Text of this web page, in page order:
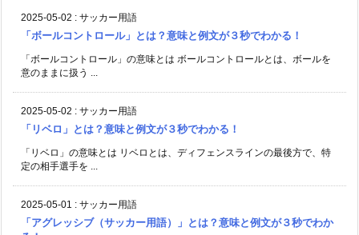
2025-05-02 : サッカー用語
「ボールコントロール」とは？意味と例文が３秒でわかる！
「ボールコントロール」の意味とは ボールコントロールとは、ボールを
意のままに扱う ...
2025-05-02 : サッカー用語
「リベロ」とは？意味と例文が３秒でわかる！
「リベロ」の意味とは リベロとは、ディフェンスラインの最後方で、特
定の相手選手を ...
2025-05-01 : サッカー用語
「アグレッシブ（サッカー用語）」とは？意味と例文が３秒でわか